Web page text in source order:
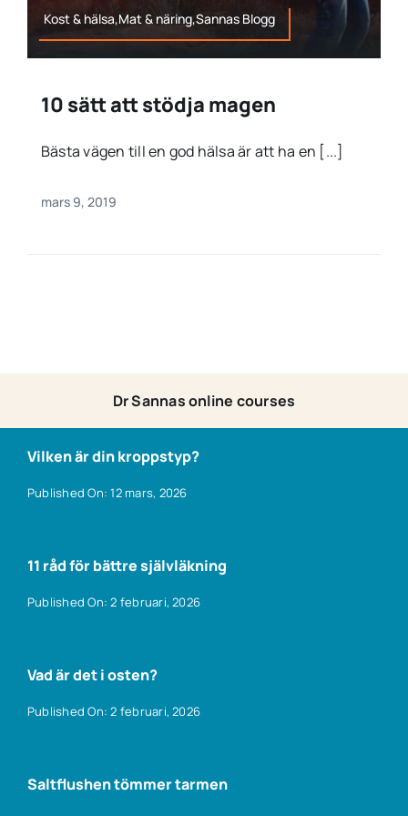
Kost & hälsa,Mat & näring,Sannas Blogg
10 sätt att stödja magen
Bästa vägen till en god hälsa är att ha en [...]
mars 9, 2019
Dr Sannas online courses
Vilken är din kroppstyp?
Published On: 12 mars, 2026
11 råd för bättre självläkning
Published On: 2 februari, 2026
Vad är det i osten?
Published On: 2 februari, 2026
Saltflushen tömmer tarmen